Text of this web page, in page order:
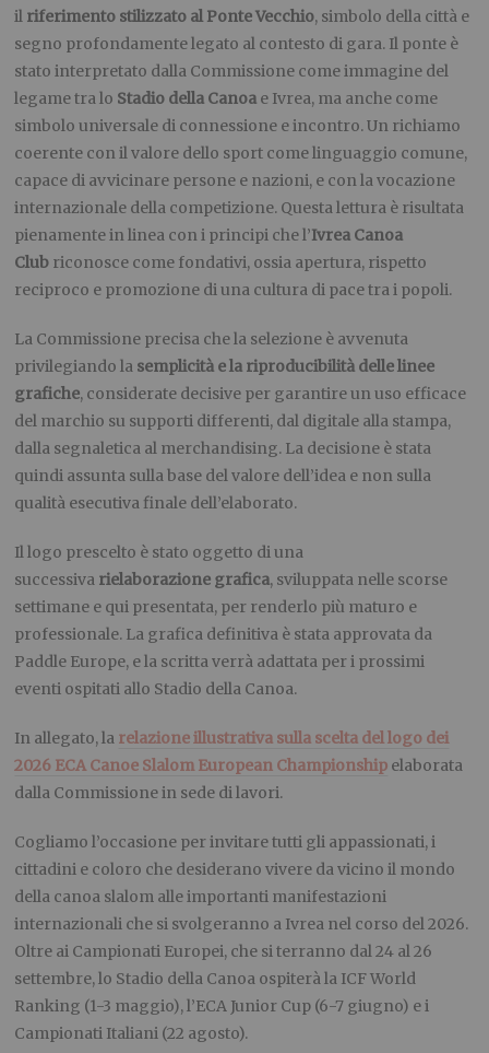
il riferimento stilizzato al Ponte Vecchio, simbolo della città e
segno profondamente legato al contesto di gara. Il ponte è
stato interpretato dalla Commissione come immagine del
legame tra lo Stadio della Canoa e Ivrea, ma anche come
simbolo universale di connessione e incontro. Un richiamo
coerente con il valore dello sport come linguaggio comune,
capace di avvicinare persone e nazioni, e con la vocazione
internazionale della competizione. Questa lettura è risultata
pienamente in linea con i principi che l’Ivrea Canoa
Club riconosce come fondativi, ossia apertura, rispetto
reciproco e promozione di una cultura di pace tra i popoli.
La Commissione precisa che la selezione è avvenuta
privilegiando la semplicità e la riproducibilità delle linee
grafiche, considerate decisive per garantire un uso efficace
del marchio su supporti differenti, dal digitale alla stampa,
dalla segnaletica al merchandising. La decisione è stata
quindi assunta sulla base del valore dell’idea e non sulla
qualità esecutiva finale dell’elaborato.
Il logo prescelto è stato oggetto di una
successiva rielaborazione grafica, sviluppata nelle scorse
settimane e qui presentata, per renderlo più maturo e
professionale. La grafica definitiva è stata approvata da
Paddle Europe, e la scritta verrà adattata per i prossimi
eventi ospitati allo Stadio della Canoa.
In allegato, la relazione illustrativa sulla scelta del logo dei
2026 ECA Canoe Slalom European Championship elaborata
dalla Commissione in sede di lavori.
Cogliamo l’occasione per invitare tutti gli appassionati, i
cittadini e coloro che desiderano vivere da vicino il mondo
della canoa slalom alle importanti manifestazioni
internazionali che si svolgeranno a Ivrea nel corso del 2026.
Oltre ai Campionati Europei, che si terranno dal 24 al 26
settembre, lo Stadio della Canoa ospiterà la ICF World
Ranking (1-3 maggio), l’ECA Junior Cup (6-7 giugno) e i
Campionati Italiani (22 agosto).